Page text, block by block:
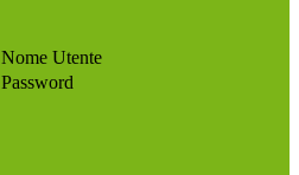
Nome Utente
Password